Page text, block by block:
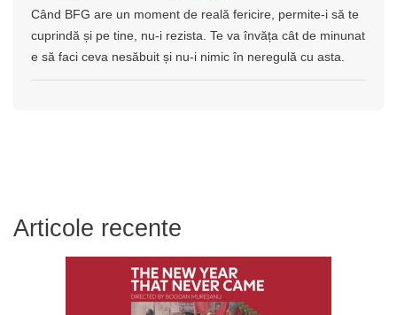
Când BFG are un moment de reală fericire, permite-i să te
cuprindă și pe tine, nu-i rezista. Te va învăța cât de minunat
e să faci ceva nesăbuit și nu-i nimic în neregulă cu asta.
Articole recente